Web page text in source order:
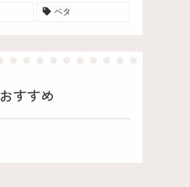
ベタ
おすすめ